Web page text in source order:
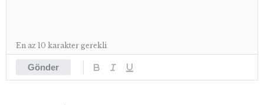
Gönder
En az 10 karakter gerekli